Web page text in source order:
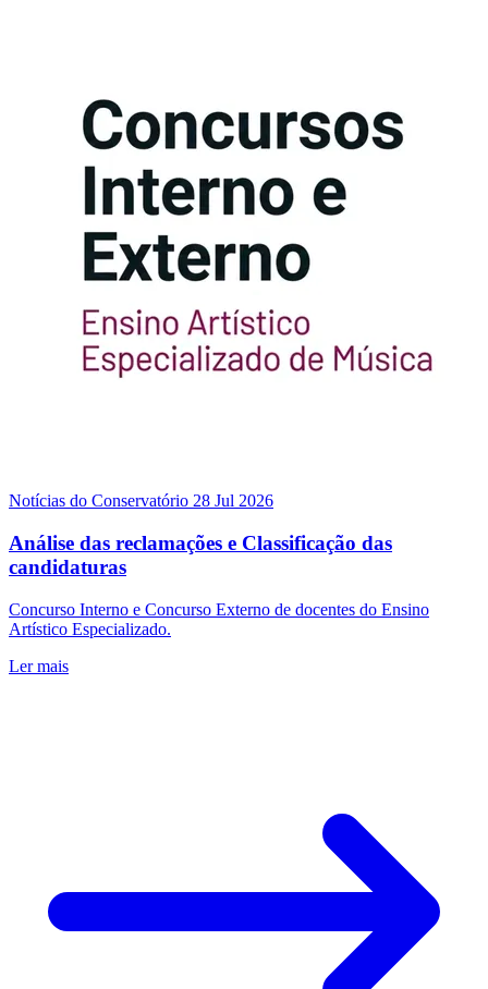
Notícias do Conservatório 28 Jul 2026
Análise das reclamações e Classificação das
candidaturas
Concurso Interno e Concurso Externo de docentes do Ensino
Artístico Especializado.
Ler mais